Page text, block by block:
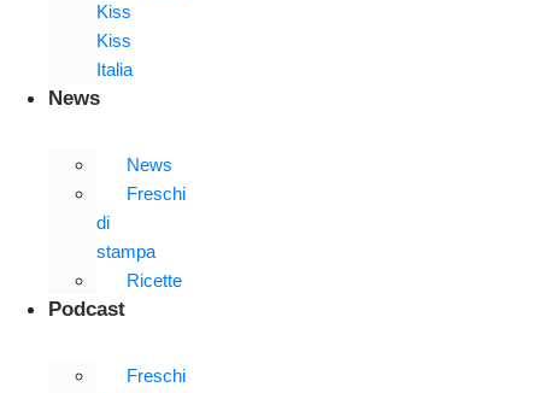
Kiss
Kiss
Italia
News
News
Freschi
di
stampa
Ricette
Podcast
Freschi